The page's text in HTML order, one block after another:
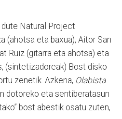
Natural Project
(ahotsa eta baxua), Aitor San
Ruiz (gitarra eta ahotsa) eta
(sintetizadoreak) Bost disko
zenetik. Azkena, Olabista
dotoreko eta sentiberatasun
bost abestik osatu zuten,